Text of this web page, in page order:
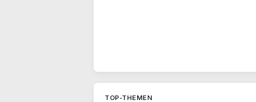
TOP-THEMEN